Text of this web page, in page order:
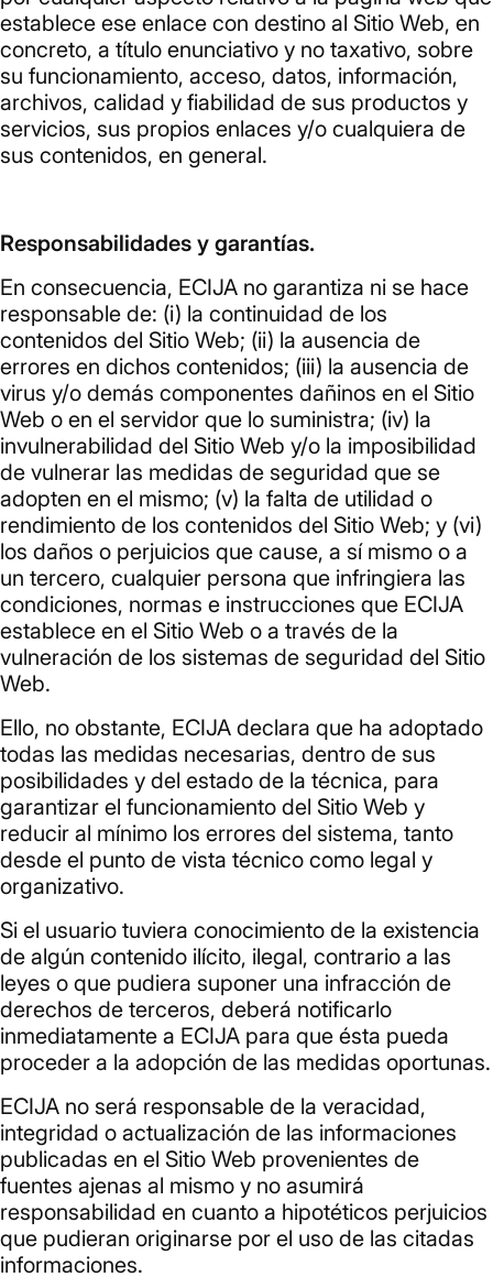
establece ese enlace con destino al Sitio Web, en
concreto, a título enunciativo y no taxativo, sobre
su funcionamiento, acceso, datos, información,
archivos, calidad y fiabilidad de sus productos y
servicios, sus propios enlaces y/o cualquiera de
sus contenidos, en general.
Responsabilidades y garantías.
En consecuencia, ECIJA no garantiza ni se hace
responsable de: (i) la continuidad de los
contenidos del Sitio Web; (ii) la ausencia de
errores en dichos contenidos; (iii) la ausencia de
virus y/o demás componentes dañinos en el Sitio
Web o en el servidor que lo suministra; (iv) la
invulnerabilidad del Sitio Web y/o la imposibilidad
de vulnerar las medidas de seguridad que se
adopten en el mismo; (v) la falta de utilidad o
rendimiento de los contenidos del Sitio Web; y (vi)
los daños o perjuicios que cause, a sí mismo o a
un tercero, cualquier persona que infringiera las
condiciones, normas e instrucciones que ECIJA
establece en el Sitio Web o a través de la
vulneración de los sistemas de seguridad del Sitio
Web.
Ello, no obstante, ECIJA declara que ha adoptado
todas las medidas necesarias, dentro de sus
posibilidades y del estado de la técnica, para
garantizar el funcionamiento del Sitio Web y
reducir al mínimo los errores del sistema, tanto
desde el punto de vista técnico como legal y
organizativo.
Si el usuario tuviera conocimiento de la existencia
de algún contenido ilícito, ilegal, contrario a las
leyes o que pudiera suponer una infracción de
derechos de terceros, deberá notificarlo
inmediatamente a ECIJA para que ésta pueda
proceder a la adopción de las medidas oportunas.
ECIJA no será responsable de la veracidad,
integridad o actualización de las informaciones
publicadas en el Sitio Web provenientes de
fuentes ajenas al mismo y no asumirá
responsabilidad en cuanto a hipotéticos perjuicios
que pudieran originarse por el uso de las citadas
informaciones.